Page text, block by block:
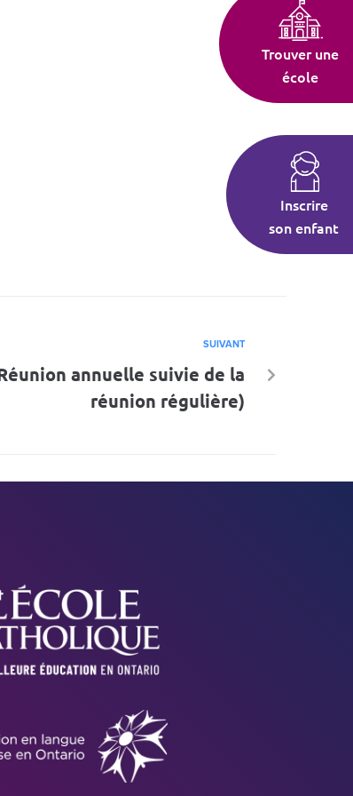
Trouver une
école
Inscrire
son enfant
SUIVANT
annuelle suivie de la
réunion régulière)